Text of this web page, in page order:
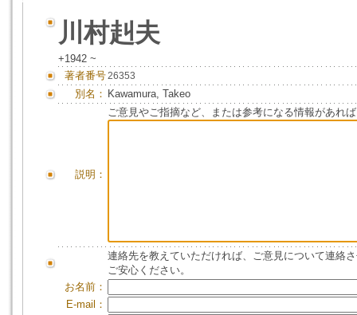
川村赳夫
+1942 ~
著者番号26353
別名： Kawamura, Takeo
説明：
ご意見やご指摘など、または参考になる情報があれ
連絡先を教えていただければ、ご意見について連絡
ご安心ください。
お名前：
E-mail：